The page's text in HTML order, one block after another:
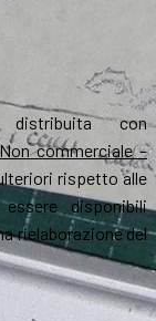
con
commerciale –
rispetto alle
disponibili
rielaborazione del